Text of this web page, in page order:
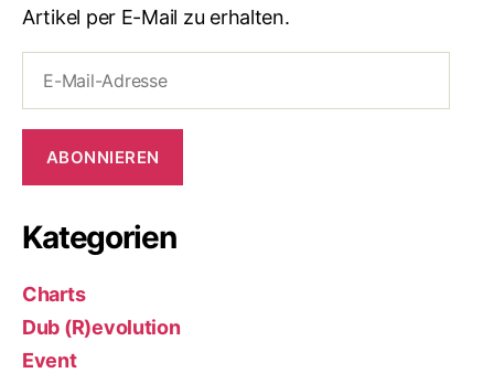
Artikel per E-Mail zu erhalten.
Mail-
ABONNIEREN
Kategorien
Charts
Dub (R)evolution
Event